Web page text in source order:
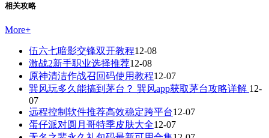
相关攻略
More+
伍六七暗影交锋双开教程12-08
激战2新手职业选择推荐12-08
原神清洁作战召回码使用教程12-07
巽风玩多久能搞到茅台？ 巽风app获取茅台攻略详解 12-
07
远程控制软件推荐高效稳定跨平台12-07
蛋仔派对圆月哥特季皮肤大全12-07